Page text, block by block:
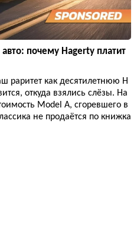
авто: почему Hagerty платит
раритет как десятилетнюю H
откуда взялись слёзы. Ha
Model A, сгоревшего в
не продаётся по книжка